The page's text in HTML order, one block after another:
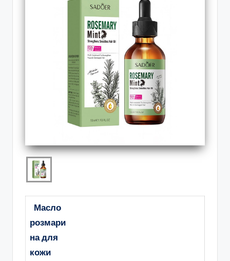
Масло
розмари
на для
кожи